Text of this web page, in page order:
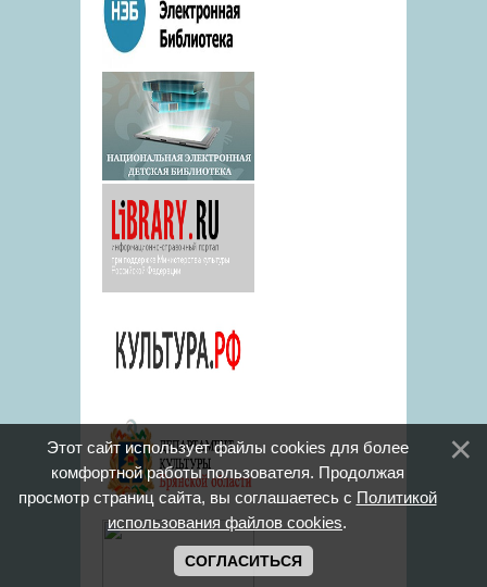
Этот сайт использует файлы cookies для более
комфортной работы пользователя. Продолжая
просмотр страниц сайта, вы соглашаетесь с Политикой
использования файлов cookies.
СОГЛАСИТЬСЯ